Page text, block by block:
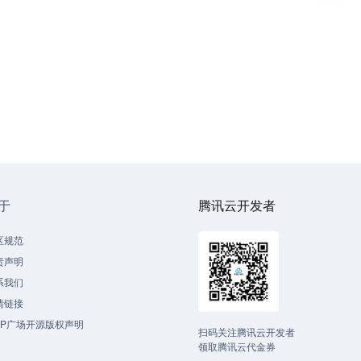
规范
声明
我们
链接
广场开源版权声明
腾讯云开发者
扫码关注腾讯云开发者
领取腾讯云代金券